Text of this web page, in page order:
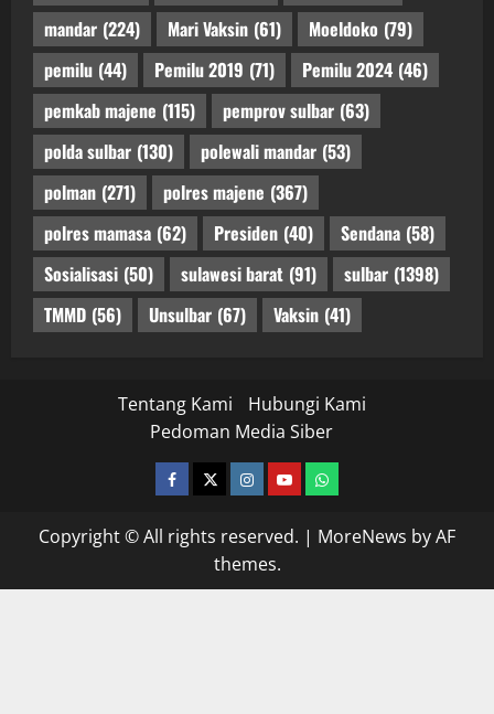
mandar (224) Mari Vaksin (61) Moeldoko (79)
pemilu (44) Pemilu 2019 (71) Pemilu 2024 (46)
pemkab majene (115) pemprov sulbar (63)
polda sulbar (130) polewali mandar (53)
polman (271) polres majene (367)
polres mamasa (62) Presiden (40) Sendana (58)
Sosialisasi (50) sulawesi barat (91) sulbar (1398)
TMMD (56) Unsulbar (67) Vaksin (41)
Tentang Kami
Hubungi Kami
Pedoman Media Siber
facebooktwitterinstagram.com
youtubewhatsapp
Copyright © All rights reserved. | MoreNews by AF
themes.